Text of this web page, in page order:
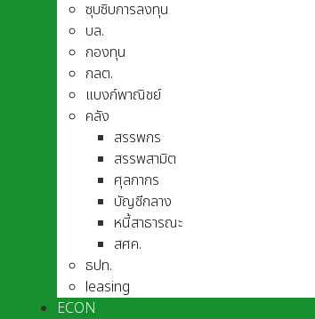
ซุบซิบการลงทุน
บล.
กองทุน
กลต.
แบงก์พาณิชย์
คลัง
สรรพกร
สรรพสามิต
ศุลกากร
บัญชีกลาง
หนี้สาธารณะ
สศค.
ธปท.
leasing
ECON